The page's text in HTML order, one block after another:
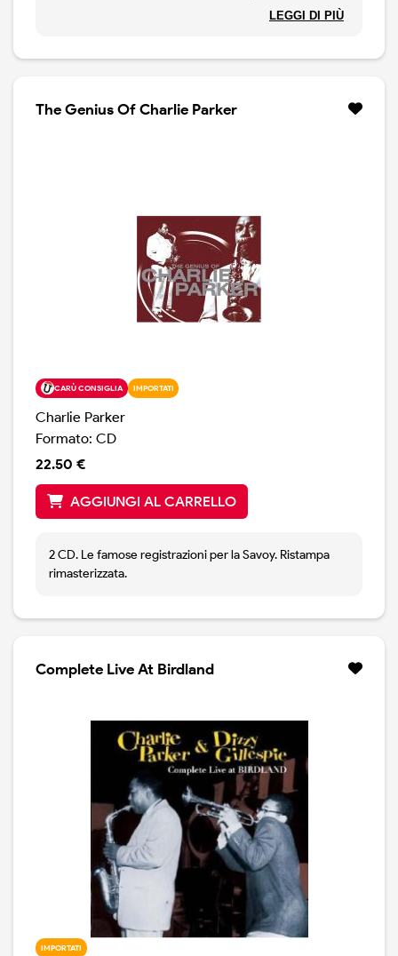
Charlie Parker Septet, Machito and His Afro-cuban
solo. Edizione completa, contiene 69 brani.
LEGGI DI PIÙ
The Genius Of Charlie Parker
CARÙ CONSIGLIA IMPORTATI
Charlie Parker
Formato: CD
22.50 €
AGGIUNGI AL CARRELLO
2 CD. Le famose registrazioni per la Savoy. Ristampa
rimasterizzata.
Complete Live At Birdland
IMPORTATI